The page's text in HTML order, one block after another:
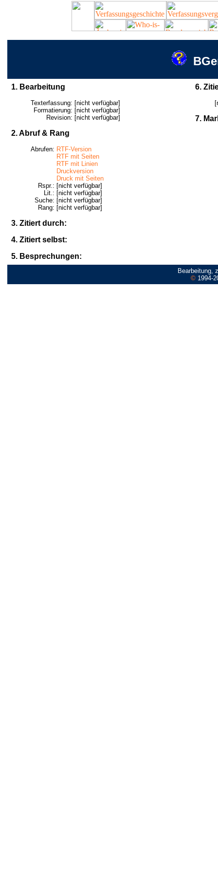
1. Bearbeitung
Texterfassung: [nicht verfügbar]
Formatierung: [nicht verfügbar]
Revision: [nicht verfügbar]
2. Abruf & Rang
Abrufen: RTF-Version
RTF mit Seiten
RTF mit Linien
Druckversion
Druck mit Seiten
Rspr.: [nicht verfügbar]
Lit.: [nicht verfügbar]
Suche: [nicht verfügbar]
Rang: [nicht verfügbar]
3. Zitiert durch:
4. Zitiert selbst:
5. Besprechungen:
6.
7.
Bearbeitung,
©1994-